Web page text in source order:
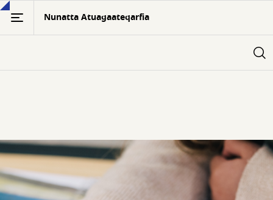
Gå
hovedindhold
Nunatta Atuagaateqarfia
Børnebiblioteket